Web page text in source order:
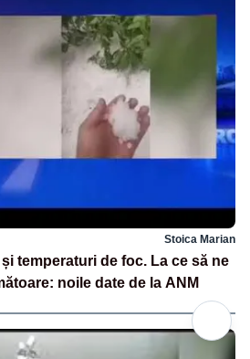
Stoica Marian
temperaturi de foc. La ce să ne
noile date de la ANM